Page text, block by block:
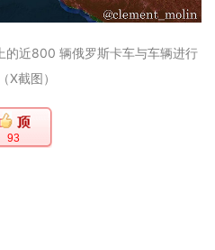
近800 辆俄罗斯卡车与车辆进行
X截图）
93